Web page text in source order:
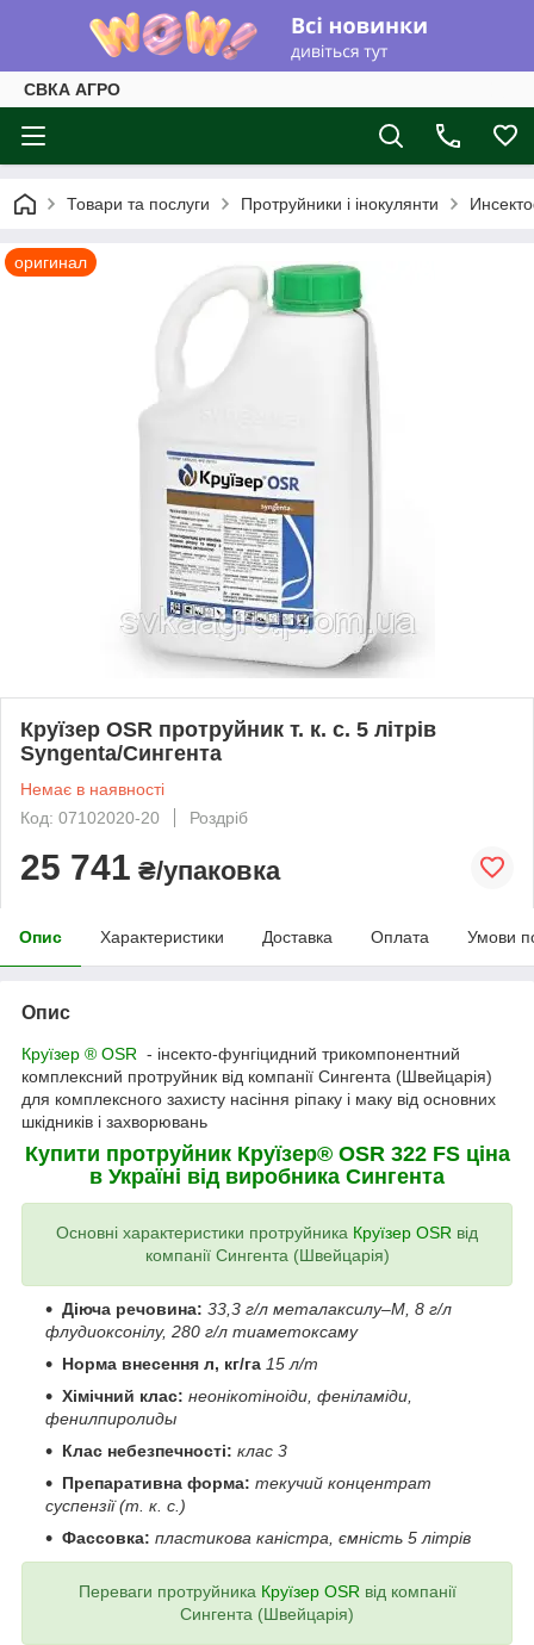
СВКА АГРО
Товари та послуги Протруйники і інокулянти
оригинал
Круїзер OSR протруйник т. к. с. 5 літрів
Syngenta/Сингента
Немає в наявності
Код: 07102020-20
Роздріб
25 741 ₴/упаковка
Опис Характеристики Доставка Оплата Умови
Опис
Круїзер ® OSR - інсекто-фунгіцидний трикомпонентний
комплексний протруйник від компанії Сингента (Швейцарія)
для комплексного захисту насіння ріпаку і маку від основних
шкідників і захворювань
Купити протруйник Круїзер® ОSR 322 FS ціна
в Україні від виробника Сингента
Основні характеристики протруйника Круїзер OSR від
компанії Сингента (Швейцарія)
Діюча речовина: 33,3 г/л металаксилу–М, 8 г/л
флудиоксонілу, 280 г/л тиаметоксаму
Норма внесення л, кг/га 15 л/т
Хімічний клас: неонікотіноіди, феніламіди,
фенилпиролиды
Клас небезпечності: клас 3
Препаративна форма: текучий концентрат
суспензії (т. к. с.)
Фассовка: пластикова каністра, ємність 5 літрів
Переваги протруйника Круїзер OSR від компанії
Сингента (Швейцарія)